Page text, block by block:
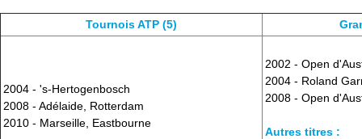
Tournois ATP (5)
2004 - 's-Hertogenbosch
2008 - Adélaide, Rotterdam
2010 - Marseille, Eastbourne
2002 - Open
2004 - Roland
2008 - Open
Autres titres :